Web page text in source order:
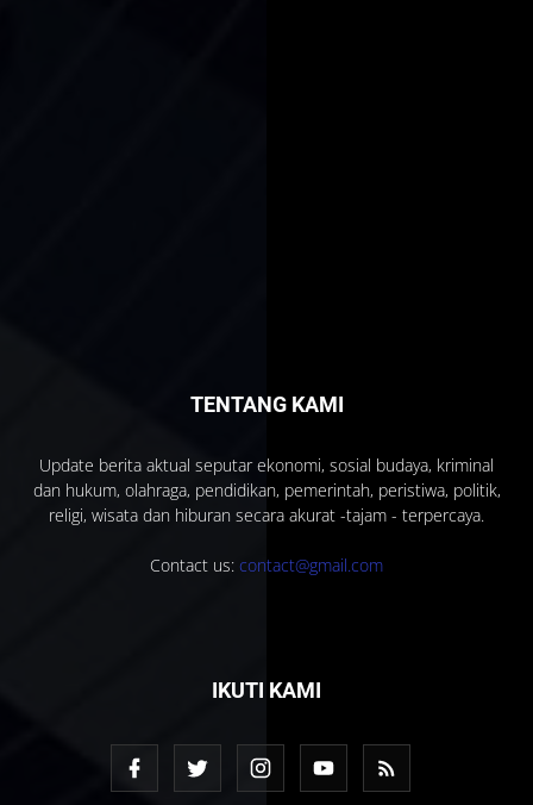
TENTANG KAMI
Update berita aktual seputar ekonomi, sosial budaya, kriminal
dan hukum, olahraga, pendidikan, pemerintah, peristiwa, politik,
religi, wisata dan hiburan secara akurat -tajam - terpercaya.
Contact us: contact@gmail.com
IKUTI KAMI